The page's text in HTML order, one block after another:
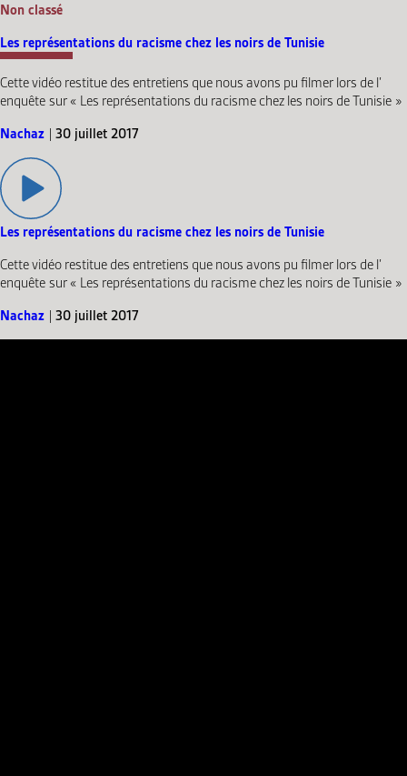
Non classé
Les représentations du racisme chez les noirs de Tunisie
Cette vidéo restitue des entretiens que nous avons pu filmer lors de l’
enquête sur « Les représentations du racisme chez les noirs de Tunisie »
Nachaz | 30 juillet 2017
Les représentations du racisme chez les noirs de Tunisie
Cette vidéo restitue des entretiens que nous avons pu filmer lors de l’
enquête sur « Les représentations du racisme chez les noirs de Tunisie »
Nachaz | 30 juillet 2017